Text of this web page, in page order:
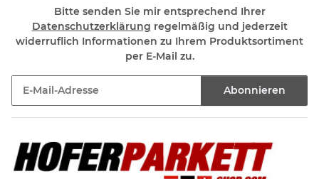
Bitte senden Sie mir entsprechend Ihrer
Datenschutzerklärung regelmäßig und jederzeit
widerruflich Informationen zu Ihrem Produktsortiment
per E-Mail zu.
Abonnieren